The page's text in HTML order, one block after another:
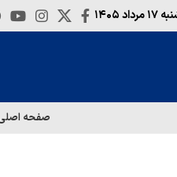
صفحه